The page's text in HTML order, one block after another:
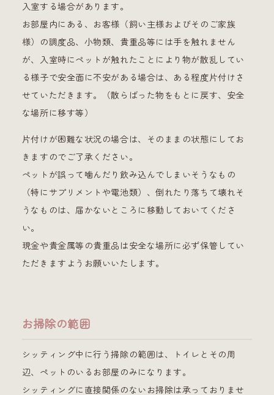
入室する場合があります。
お部屋内にある、お客様（飼い主様およびそのご家族
様）の調度品、小物類、貴重品等には手を触れません
が、入室時にペットが触れたことにより物が散乱してい
る様子で安全面に不安がある場合は、ある程度片付けさ
せていただきます。（散らばった物をもとに戻す、安全
な場所に移す等）
片付けが困難な状況の場合は、そのままの状態にしてお
きますのでご了承ください。
ペットが誤って噛んだり飲み込んでしまいそうなもの
（特にサプリメントや電池類）、倒れたり落ちて壊れそ
うなものは、届かないところに移動しておいてくださ
い。
現金や貴金属等の貴重品は安全な場所に必ず保管してい
ただきますようお願いいたします。
お掃除の範囲
シッティング中に行う掃除の範囲は、トイレとその周
辺、ペットのいるお部屋のみになります。
シッティングに直接関係のないお掃除は承っておりませ